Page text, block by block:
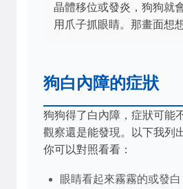
晶體移位或發炎，狗狗就
用爪子抓眼睛。那畫面想
狗白內障的症狀
狗狗得了白內障，症狀可能
觀察還是能發現。以下我列
你可以對照看看：
眼睛看起來霧霧的或發